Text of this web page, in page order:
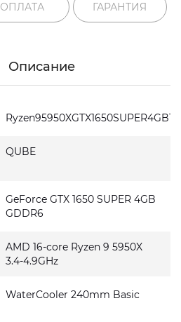
ОПЛАТА ГАРАНТИЯ
Описание
QUBE
GeForce GTX 1650 SUPER 4GB
GDDR6
AMD 16-core Ryzen 9 5950X
3.4-4.9GHz
WaterCooler 240mm Basic